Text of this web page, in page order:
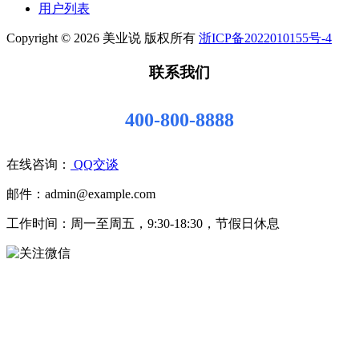
用户列表
Copyright © 2026 美业说 版权所有 浙ICP备2022010155号-4
联系我们
400-800-8888
在线咨询： QQ交谈
邮件：admin@example.com
工作时间：周一至周五，9:30-18:30，节假日休息